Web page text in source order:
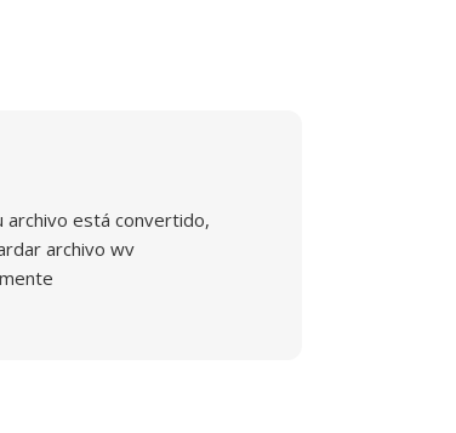
archivo está convertido,
archivo wv